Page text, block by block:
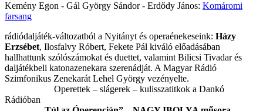
Kemény Egon - Gál György Sándor - Erdődy János: Komáromi
farsang
rádiódaljáték-változatból a Nyitányt és operaénekeseink: Házy
Erzsébet, Ilosfalvy Róbert, Fekete Pál kiváló előadásában
hallhattunk szólószámokat és duettet, valamint Bilicsi Tivadar és
daljátékbeli katonazenekara szerenádját. A Magyar Rádió
Szimfonikus Zenekarát Lehel György vezényelte.
Operettek – slágerek – kulisszatitkok a Dankó
Rádióban